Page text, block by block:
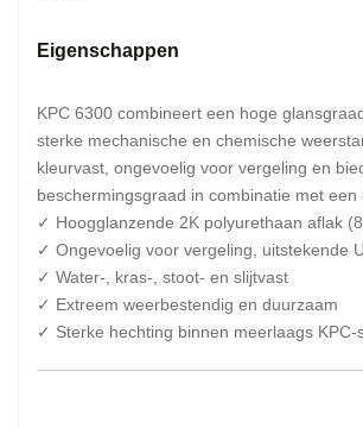
Eigenschappen
KPC 6300 combineert een hoge
sterke mechanische en chemische
kleurvast, ongevoelig voor vergeling en
beschermingsgraad in combinatie met een
✓ Hoogglanzende 2K polyurethaan aflak
✓ Ongevoelig voor vergeling, uitstekende
✓ Water-, kras-, stoot- en slijtvast
✓ Extreem weerbestendig en duurzaam
✓ Sterke hechting binnen meerlaags KPC-